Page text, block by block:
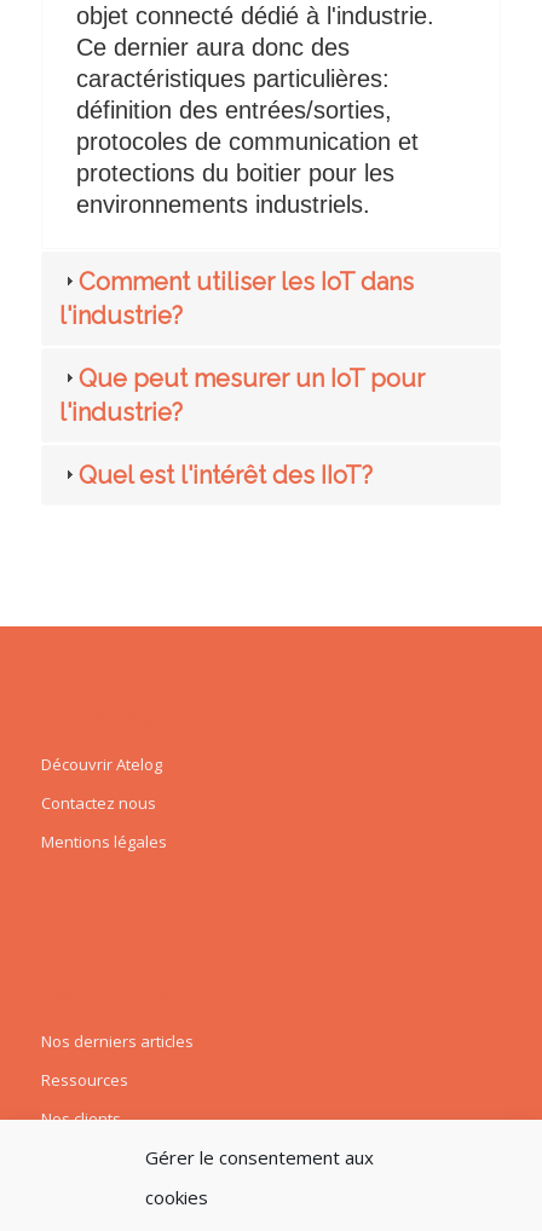
Gérer le consentement aux
cookies
objet connecté dédié à l'industrie.
Ce dernier aura donc des
caractéristiques particulières:
définition des entrées/sorties,
protocoles de communication et
protections du boitier pour les
environnements industriels.
Comment utiliser les IoT dans
l'industrie?
Que peut mesurer un IoT pour
l'industrie?
Quel est l'intérêt des IIoT?
Découvrir Atelog
Contactez nous
Mentions légales
Nos derniers articles
Ressources
Nos clients